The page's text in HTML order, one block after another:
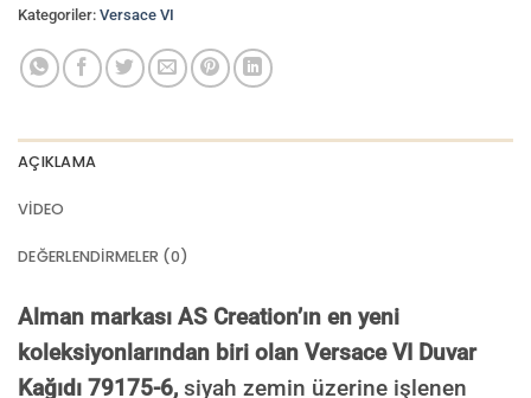
Kategoriler: Versace VI
AÇIKLAMA
VIDEO
DEĞERLENDIRMELER (0)
Alman markası AS Creation’ın en yeni
koleksiyonlarından biri olan Versace VI Duvar
Kağıdı 79175-6, siyah zemin üzerine işlenen